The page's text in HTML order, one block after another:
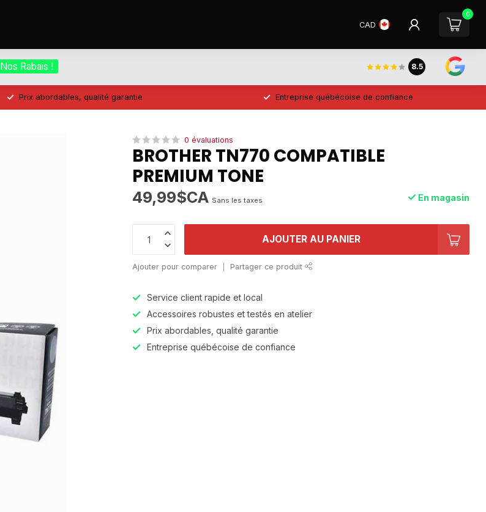
CAD
0
Nos Rabais ! 8.5
Prix abordables, qualité garantie Entreprise québécoise de confiance
0 évaluations
BROTHER TN770 COMPATIBLE
PREMIUM TONE
49,99$CA Sans les taxes En magasin
AJOUTER AU PANIER
Ajouter pour comparer Partager ce produit
Service client rapide et local
Accessoires robustes et testés en atelier
Prix abordables, qualité garantie
Entreprise québécoise de confiance